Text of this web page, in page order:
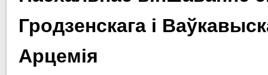
Гродзенскага і
Арцемія